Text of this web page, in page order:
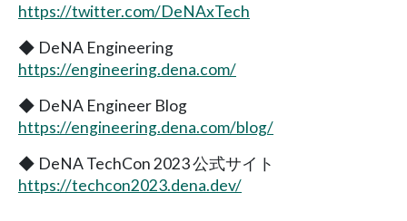
https://twitter.com/DeNAxTech
◆ DeNA Engineering
https://engineering.dena.com/
◆ DeNA Engineer Blog
https://engineering.dena.com/blog/
◆ DeNA TechCon 2023 公式サイト
https://techcon2023.dena.dev/